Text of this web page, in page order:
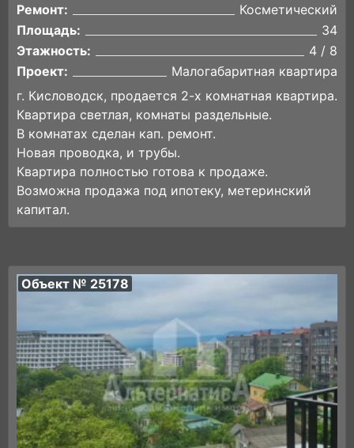
Ремонт:
Косметический
Площадь:
34
Этажность:
4 / 8
Проект:
Малогабаритная квартира
г. Кисловодск, продается 2-х комнатная квартира.
Квартира светлая, комнаты раздельные.
В комнатах сделан кап. ремонт.
Новая проводка, и трубы.
Квартира полностью готова к продаже.
Возможна продажа под ипотеку, метеринский
капитал.
Объект № 25178